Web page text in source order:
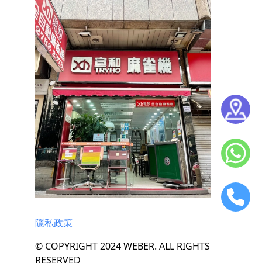
隱私政策
© COPYRIGHT 2024 WEBER. ALL RIGHTS
RESERVED